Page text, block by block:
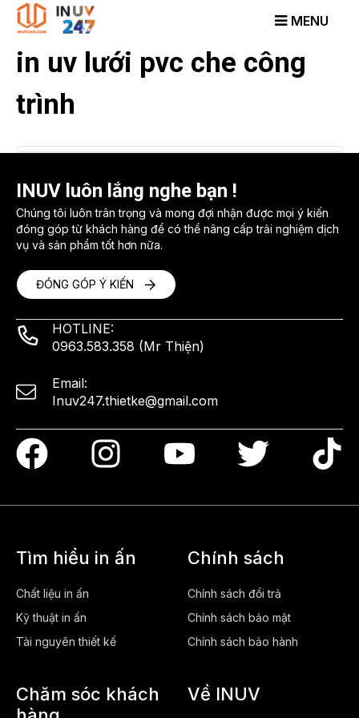
Skip
content
in uv lưới pvc che công
trình
INUV luôn lắng nghe bạn !
Chúng tôi luôn trân trọng và mong đợi nhận được mọi ý kiến
đóng góp từ khách hàng để có thể nâng cấp trải nghiệm dịch
vụ và sản phẩm tốt hơn nữa.
ĐÓNG GÓP Ý KIẾN
HOTLINE:
0963.583.358 (Mr Thiện)
Email:
Inuv247.thietke@gmail.com
Tìm hiểu in ấn
Chất liệu in ấn
Kỹ thuật in ấn
Tài nguyên thiết kế
Chính sách
Chính sách đổi trả
Chính sách bảo mật
Chính sách bảo hành
Chăm sóc khách
Về INUV